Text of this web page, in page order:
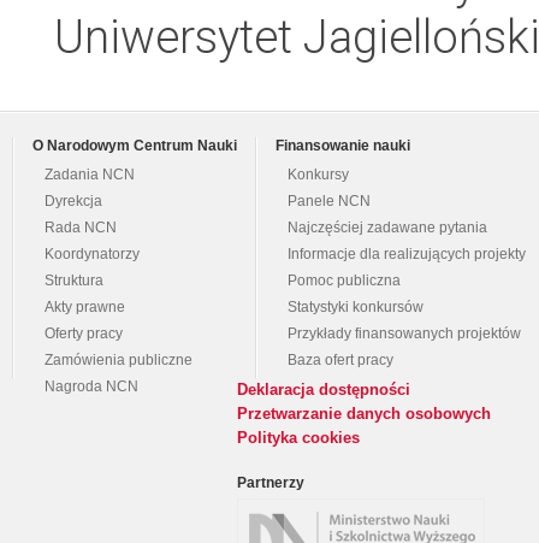
Uniwersytet
O Narodowym Centrum Nauki
Zadania NCN
Dyrekcja
Rada NCN
Koordynatorzy
Struktura
Akty prawne
Oferty pracy
Zamówienia publiczne
Nagroda NCN
Finansowanie nauki
Konkursy
Panele NCN
Najczęściej zadawane pytania
Informacje dla realizujących projekty
Pomoc publiczna
Statystyki konkursów
Przykłady finansowanych projektów
Baza ofert pracy
Deklaracja dostępności
Przetwarzanie danych osobowych
Polityka cookies
Partnerzy